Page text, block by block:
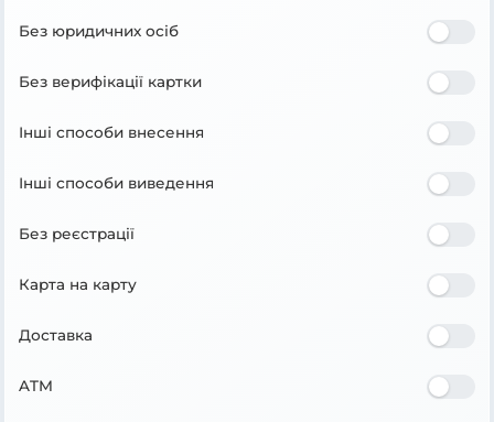
Без юридичних осіб
Без верифікації картки
Інші способи внесення
Інші способи виведення
Без реєстрації
Карта на карту
Доставка
ATM